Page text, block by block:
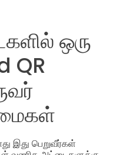
ஒரு
QR
இது பெறுவீர்கள்